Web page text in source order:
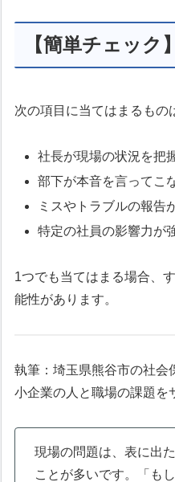
【簡単チェック】
次の項目に当てはまるもの
社長が現場の状況を把
部下が本音を言ってこ
ミスやトラブルの報告
特定の社員の影響力が
1つでも当てはまる場合、
能性があります。
執筆：埼玉県熊谷市の社会
小企業の人と職場の課題を
現場の問題は、表に出
ことが多いです。「も